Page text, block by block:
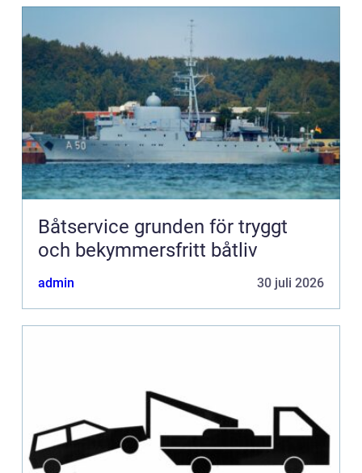
Båtservice grunden för tryggt
och bekymmersfritt båtliv
admin 30 juli 2026